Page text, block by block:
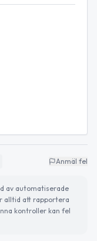
Anmäl fel
av automatiserade
alltid att rapportera
kontroller kan fel